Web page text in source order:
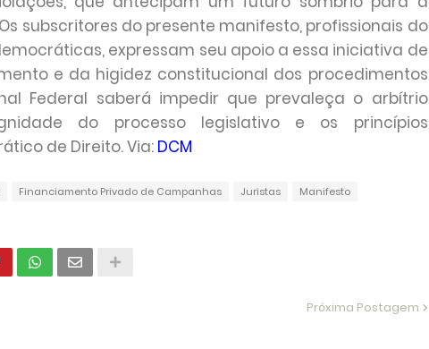
subscritores do presente manifesto, profissionais do
expressam seu apoio a essa iniciativa de
e da higidez constitucional dos procedimentos
Federal saberá impedir que prevaleça o arbítrio
do processo legislativo e os princípios
de Direito. Via: DCM
Financiamento Privado de Campanhas Juristas
Manifesto
Próxima Postagem